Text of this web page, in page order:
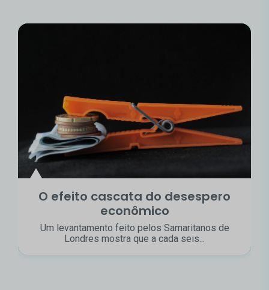
O efeito cascata do desespero
econômico
Um levantamento feito pelos Samaritanos de
Londres mostra que a cada seis...